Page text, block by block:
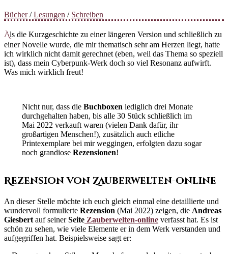
Bücher/Lesungen / Schreiben
Als die Kurzgeschichte zu einer längeren Version und schließlich zu
einer Novelle wurde, die mir thematisch sehr am Herzen liegt, hatte
ich wirklich nicht damit gerechnet (eben, weil das Thema so speziell
ist), dass mein Cyberpunk-Werk doch so viel Resonanz aufwirft.
Was mich wirklich freut!
Nicht nur, dass die Buchboxen lediglich drei Monate
durchgehalten haben, bis alle 30 Stück schließlich im
Mai 2022 verkauft waren (vielen Dank dafür, ihr
großartigen Menschen!), zusätzlich auch etliche
Printexemplare bei mir weggingen, erfolgten dazu sogar
noch grandiose Rezensionen!
Rezension von Zauberwelten-online
An dieser Stelle möchte ich euch gleich einmal eine detaillierte und
wundervoll formulierte Rezension (Mai 2022) zeigen, die Andreas
Giesbert auf seinerSeite Zauberwelten-online verfasst hat. Es ist
schön zu sehen, wie viele Elemente er in dem Werk verstanden und
aufgegriffen hat. Beispielsweise sagt er: